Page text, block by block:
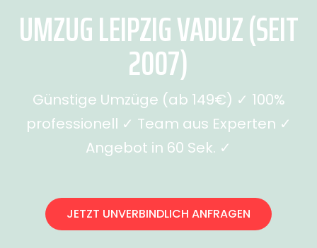
UMZUG LEIPZIG VADUZ (SEIT
2007)
Günstige Umzüge (ab 149€) ✓ 100%
professionell ✓ Team aus Experten ✓
Angebot in 60 Sek. ✓
JETZT UNVERBINDLICH ANFRAGEN